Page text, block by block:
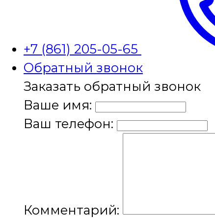
+7 (861) 205-05-65
Обратный звонок
Заказать обратный звонок
Ваше имя:
Ваш телефон:
Комментарий: